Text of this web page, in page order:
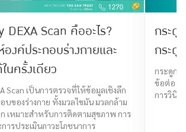
Scan คืออะไร?
องค์ประกอบร่างกายและ
นครั้งเดียว
Scan เป็นการตรวจที่ให้ข้อมูลเชิงลึก
บของร่างกาย ทั้งมวลไขมัน มวลกล้าม
เหมาะสำหรับการติดตามสุขภาพ การ
ารประเมินภาวะโภชนาการ
กระดู
กระดู
กระดูกง
ข้อต่อ โ
การวินิฉั